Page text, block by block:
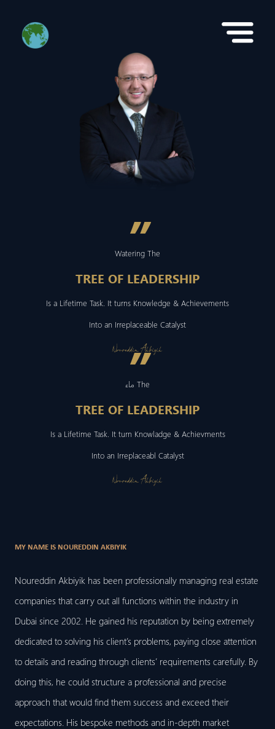
”
Watering The
TREE OF LEADERSHIP
Is a Lifetime Task. It turns Knowledge & Achievements
Into an Irreplaceable Catalyst
Noureddin Akbiyik
”
ماء The
TREE OF LEADERSHIP
Is a Lifetime Task. It turn Knowladge & Achievments
Into an Irreplaceabl Catalyst
Noureddin Akbiyik
MY NAME IS NOUREDDIN AKBIYIK
Noureddin Akbiyik has been professionally managing real estate
companies that carry out all functions within the industry in
Dubai since 2002. He gained his reputation by being extremely
dedicated to solving his client’s problems, paying close attention
to details and reading through clients’ requirements carefully. By
doing this, he could structure a professional and precise
approach that would find them success and exceed their
expectations. His bespoke methods and in-depth market